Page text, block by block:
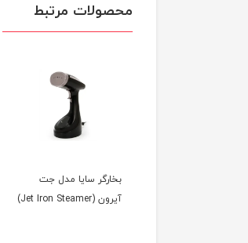
محصولات مرتبط
سشوار حرفه‌ای 2100وات
پارس خزر مدل آرکوآز